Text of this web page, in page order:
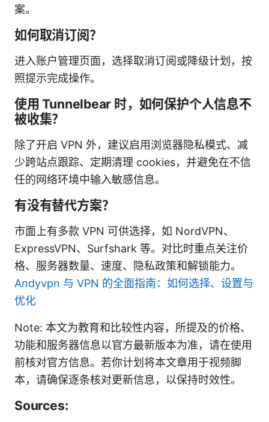
案。
如何取消订阅？
进入账户管理页面，选择取消订阅或降级计划，按
照提示完成操作。
使用 Tunnelbear 时，如何保护个人信息不
被收集？
除了开启 VPN 外，建议启用浏览器隐私模式、减
少跨站点跟踪、定期清理 cookies，并避免在不信
任的网络环境中输入敏感信息。
有没有替代方案？
市面上有多款 VPN 可供选择，如 NordVPN、
ExpressVPN、Surfshark 等。对比时重点关注价
格、服务器数量、速度、隐私政策和解锁能力。
Andyvpn 与 VPN 的全面指南：如何选择、设置与
优化
Note: 本文为教育和比较性内容，所提及的价格、
功能和服务器信息以官方最新版本为准，请在使用
前核对官方信息。若你计划将本文章用于视频脚
本，请确保逐条核对更新信息，以保持时效性。
Sources: